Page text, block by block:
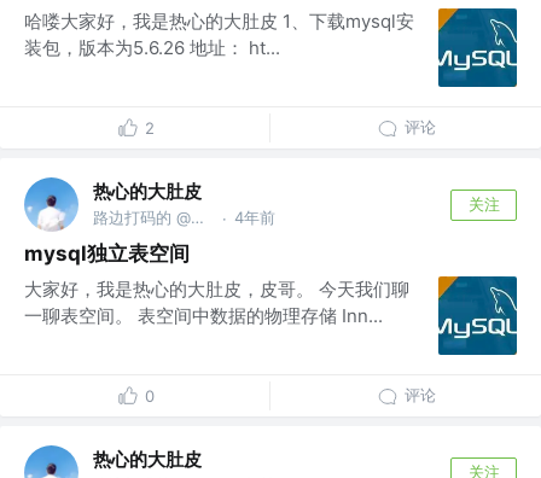
哈喽大家好，我是热心的大肚皮 1、下载mysql安
装包，版本为5.6.26 地址： ht...
2 评论
热心的大肚皮
路边打码的 @头部大厂 · 4年前
关注
mysql独立表空间
大家好，我是热心的大肚皮，皮哥。 今天我们聊
一聊表空间。 表空间中数据的物理存储 Inn...
0 评论
热心的大肚皮
关注